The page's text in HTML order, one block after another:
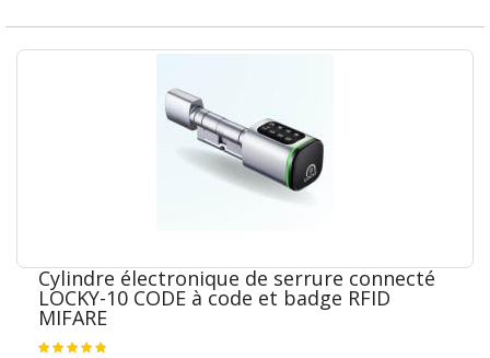
Cylindre électronique de serrure connecté
LOCKY-10 CODE à code et badge RFID
MIFARE